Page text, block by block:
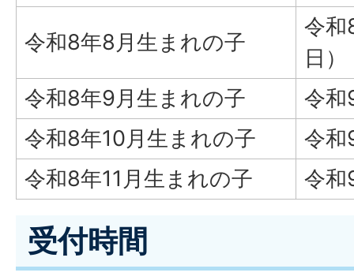
令和8年8月生まれの子
令和
日）
令和8年9月生まれの子
令和
令和8年10月生まれの子
令和
令和8年11月生まれの子
令和
受付時間